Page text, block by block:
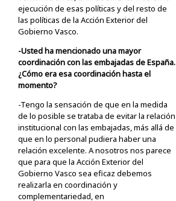
ejecución de esas políticas y del resto de
las políticas de la Acción Exterior del
Gobierno Vasco.
-Usted ha mencionado una mayor
coordinación con las embajadas de España.
¿Cómo era esa coordinación hasta el
momento?
-Tengo la sensación de que en la medida
de lo posible se trataba de evitar la relación
institucional con las embajadas, más allá de
que en lo personal pudiera haber una
relación excelente. A nosotros nos parece
que para que la Acción Exterior del
Gobierno Vasco sea eficaz debemos
realizarla en coordinación y
complementariedad, en